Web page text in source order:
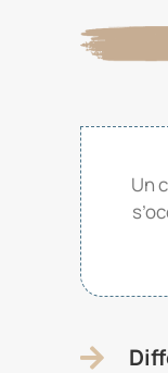
Un